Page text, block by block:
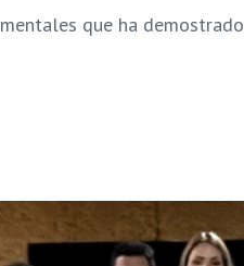
que ha demostrado